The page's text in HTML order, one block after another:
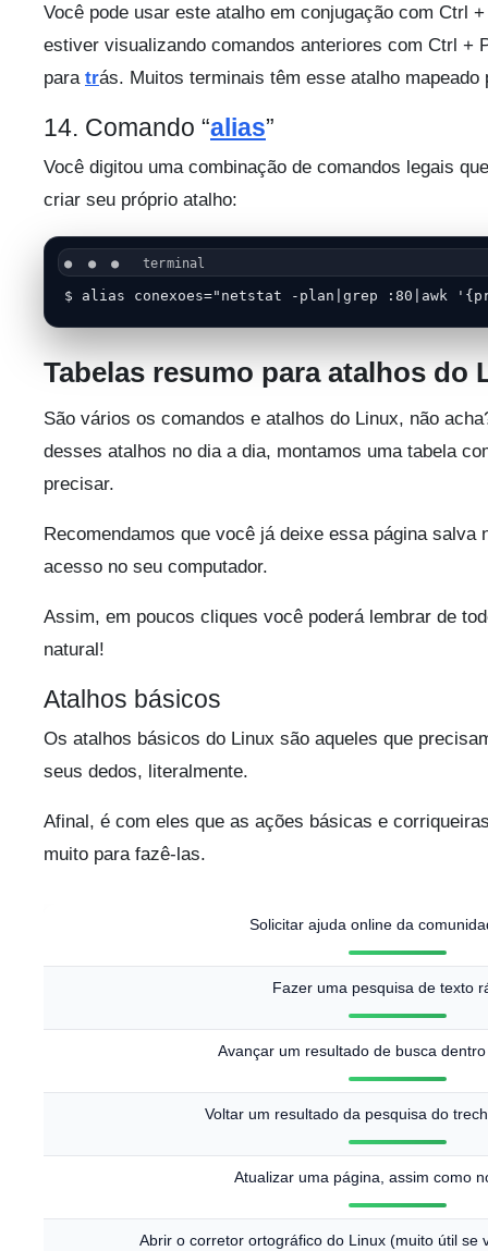
Você pode usar este atalho em conjugação com Ctrl
estiver visualizando comandos anteriores com Ctrl +
para trás. Muitos terminais têm esse atalho mapeado
14. Comando “alias”
Você digitou uma combinação de comandos legais
criar seu próprio atalho:
$ alias conexoes="netstat -plan|grep
Tabelas resumo para atalhos do
São vários os comandos e atalhos do Linux, não
desses atalhos no dia a dia, montamos uma tabela
precisar.
Recomendamos que você já deixe essa página
acesso no seu computador.
Assim, em poucos cliques você poderá lembrar de
natural!
Atalhos básicos
Os atalhos básicos do Linux são aqueles que
seus dedos, literalmente.
Afinal, é com eles que as ações básicas e
muito para fazê-las.
Solicitar ajuda online da
Fazer uma pesquisa de texto
Avançar um resultado de busca
Voltar um resultado da pesquisa do
Atualizar uma página, assim como
Abrir o corretor ortográfico do Linux (muito útil se